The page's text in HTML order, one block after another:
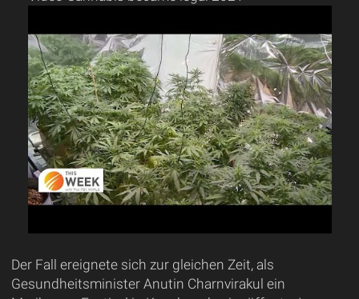
Der Fall ereignete sich zur gleichen Zeit, als
Gesundheitsminister Anutin Charnvirakul ein